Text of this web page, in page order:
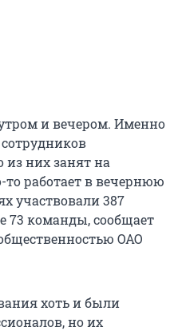
и вечером. Именно
из них занят на
то работает в вечернюю
участвовали 387
73 команды, сообщает
ОАО
хоть и были
но их